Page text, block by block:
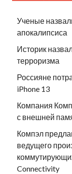
Ученые
апокалипсиса
Историк
терроризма
Россияне
iPhone 13
Компания
с внешней
Компэл
ведущего
Connectivity